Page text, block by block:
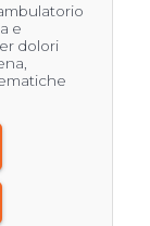
e
dolori